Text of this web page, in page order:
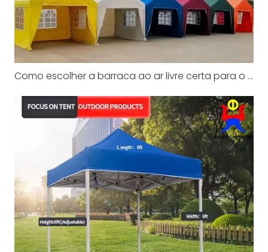
Como escolher a barraca ao ar livre certa para o seu próximo evento